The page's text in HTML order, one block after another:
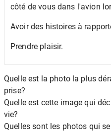
côté de vous dans l'avion
Avoir des histoires à
Prendre plaisir.
Quelle est la photo la plus
prise?
Quelle est cette image qui
vie?
Quelles sont les photos qui